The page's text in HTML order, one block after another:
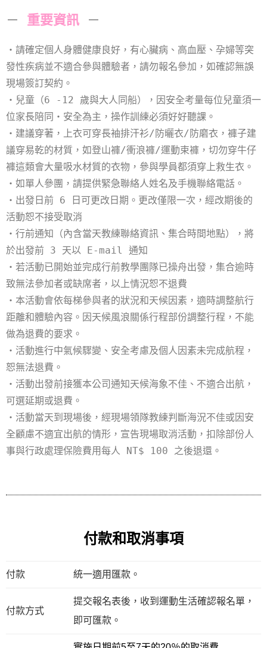
－ 重要資訊 －
・請確定個人身體健康良好，有心臟病、高血壓、孕婦等突
發性疾病並不適合參與體驗者，請勿報名參加，如確認無誤
現場簽訂契約。
・兒童（6 -12 歲與大人同船），因安全考量每位兒童須一
位家長陪同・安全為主，操作訓練必須好好聽課。
・建議穿著，上衣可穿長袖排汗衫/防曬衣/防磨衣，褲子建
議穿易乾的材質，如登山褲/衝浪褲/運動束褲，切勿穿牛仔
褲這類會大量吸水材質的衣物，參與學員都須穿上救生衣。
・如單人參團，請提供緊急聯絡人姓名及手機聯絡電話。
・出發日前 6 日可更改日期。更改僅限一次，經改期後的
活動恕不接受取消
・行前通知（內含當天教練聯絡資訊、集合時間地點），將
於出發前 3 天以 E-mail 通知
・若活動已開始並完成行前教學團隊已操舟出發，集合逾時
致無法參加者或缺席者，以上情況恕不退費
・本活動會依每梯參與者的狀況和天候因素，適時調整航行
距離和體驗內容。因天候風浪關係行程部份調整行程，不能
做為退費的要求。
・活動進行中氣候驟變、安全考慮及個人因素未完成航程，
恕無法退費。
・活動出發前接獲本公司通知天候海象不佳、不適合出航，
可選延期或退費。
・活動當天到現場後，經現場領隊教練判斷海況不佳或因安
全顧慮不適宜出航的情形，宣告現場取消活動，扣除部份人
事與行政處理保險費用每人 NT$ 100 之後退還。
付款和取消事項
付款 統一適用匯款。
付款方式
提交報名表後，收到運動生活確認報名單，
即可匯款。